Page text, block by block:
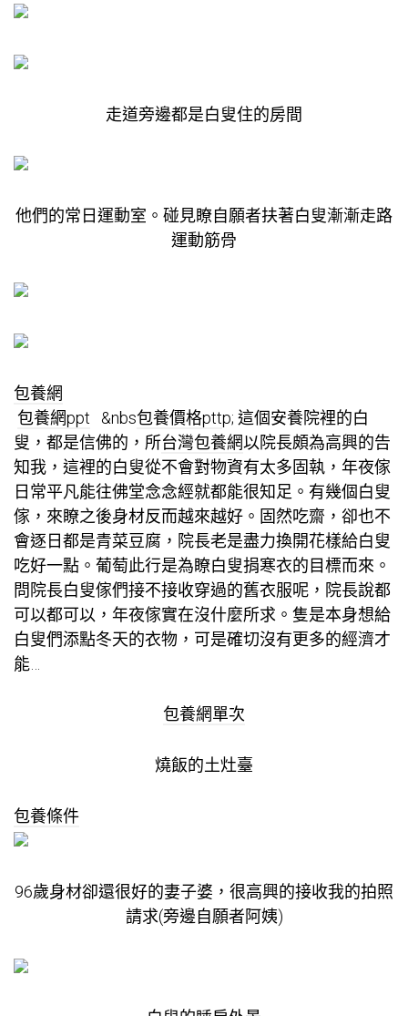
走道旁邊都是白叟住的房間
他們的常日運動室。碰見瞭自願者扶著白叟漸漸走路
運動筋骨
包養網
包養網ppt &nbs包養價格pttp; 這個安養院裡的白
叟，都是信佛的，所台灣包養網以院長頗為高興的告
知我，這裡的白叟從不會對物資有太多固執，年夜傢
日常平凡能往佛堂念念經就都能很知足。有幾個白叟
傢，來瞭之後身材反而越來越好。固然吃齋，卻也不
會逐日都是青菜豆腐，院長老是盡力換開花樣給白叟
吃好一點。葡萄此行是為瞭白叟捐寒衣的目標而來。
問院長白叟傢們接不接收穿過的舊衣服呢，院長說都
可以都可以，年夜傢實在沒什麼所求。隻是本身想給
白叟們添點冬天的衣物，可是確切沒有更多的經濟才
能…
包養網單次
燒飯的土灶臺
包養條件
96歲身材卻還很好的妻子婆，很高興的接收我的拍照
請求(旁邊自願者阿姨)